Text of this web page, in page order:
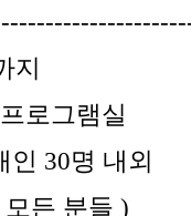
지
로그램실
인 30명 내외
든 분들 )